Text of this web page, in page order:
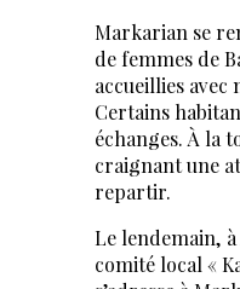
Markarian se
de femmes de
accueillies avec
Certains
échanges. À la
craignant une
repartir.
Le lendemain,
comité local «